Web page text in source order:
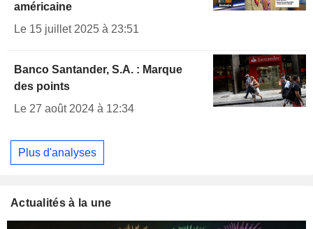
américaine
Le 15 juillet 2025 à 23:51
Banco Santander, S.A. : Marque
des points
Le 27 août 2024 à 12:34
Plus d'analyses
Actualités à la une